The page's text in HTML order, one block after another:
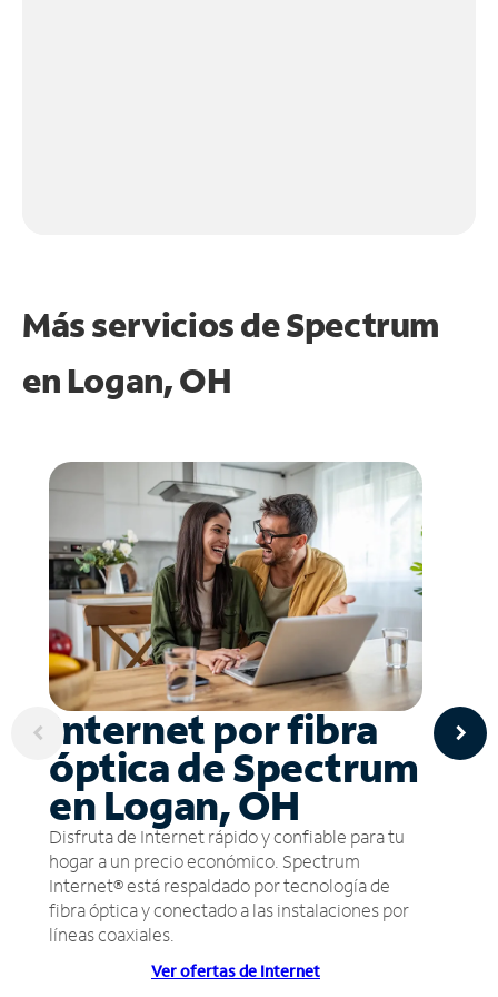
Más servicios de Spectrum
en Logan, OH
Internet por fibra
óptica de Spectrum
en Logan, OH
Disfruta de Internet rápido y confiable para tu
hogar a un precio económico. Spectrum
Internet® está respaldado por tecnología de
fibra óptica y conectado a las instalaciones por
líneas coaxiales.
Ver ofertas de Internet